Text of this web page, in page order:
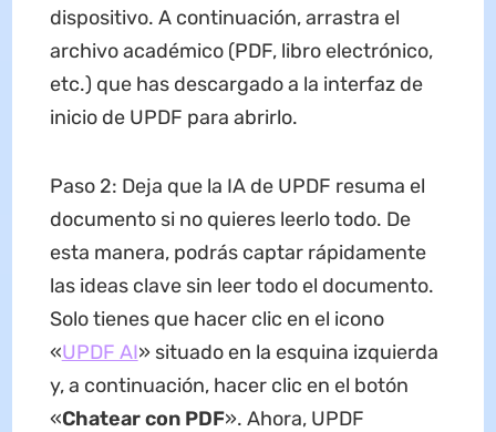
dispositivo. A continuación, arrastra el
archivo académico (PDF, libro electrónico,
etc.) que has descargado a la interfaz de
inicio de UPDF para abrirlo.
Paso 2: Deja que la IA de UPDF resuma el
documento si no quieres leerlo todo. De
esta manera, podrás captar rápidamente
las ideas clave sin leer todo el documento.
Solo tienes que hacer clic en el icono
«UPDF AI» situado en la esquina izquierda
y, a continuación, hacer clic en el botón
«Chatear con PDF». Ahora, UPDF